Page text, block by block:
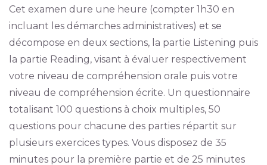
Cet examen dure une heure (compter 1h30 en
incluant les démarches administratives) et se
décompose en deux sections, la partie Listening puis
la partie Reading, visant à évaluer respectivement
votre niveau de compréhension orale puis votre
niveau de compréhension écrite. Un questionnaire
totalisant 100 questions à choix multiples, 50
questions pour chacune des parties répartit sur
plusieurs exercices types. Vous disposez de 35
minutes pour la première partie et de 25 minutes